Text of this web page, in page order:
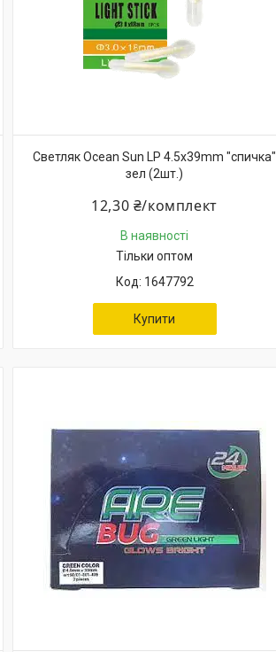
Светляк Ocean Sun LP 4.5x39mm "спичка"
зел (2шт.)
12,30 ₴/комплект
В наявності
Тільки оптом
1647792
Купити